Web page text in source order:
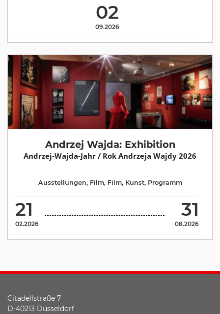
02
09.2026
Andrzej Wajda: Exhibition
Andrzej-Wajda-Jahr / Rok Andrzeja Wajdy 2026
21
02.2026
31
08.2026
Ausstellungen, Film, Film, Kunst, Programm
Citadellstraße 7
D-40213 Düsseldorf